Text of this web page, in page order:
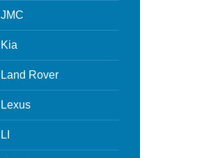
JMC
Kia
Land Rover
Lexus
LI